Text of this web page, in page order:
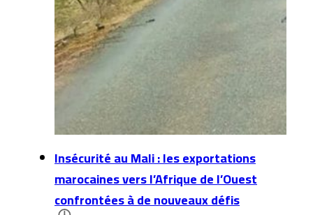
Insécurité au Mali : les exportations
marocaines vers l’Afrique de l’Ouest
confrontées à de nouveaux défis